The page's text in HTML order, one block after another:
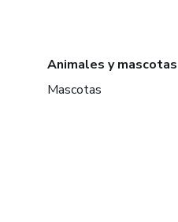
Animales y mascotas
Mascotas